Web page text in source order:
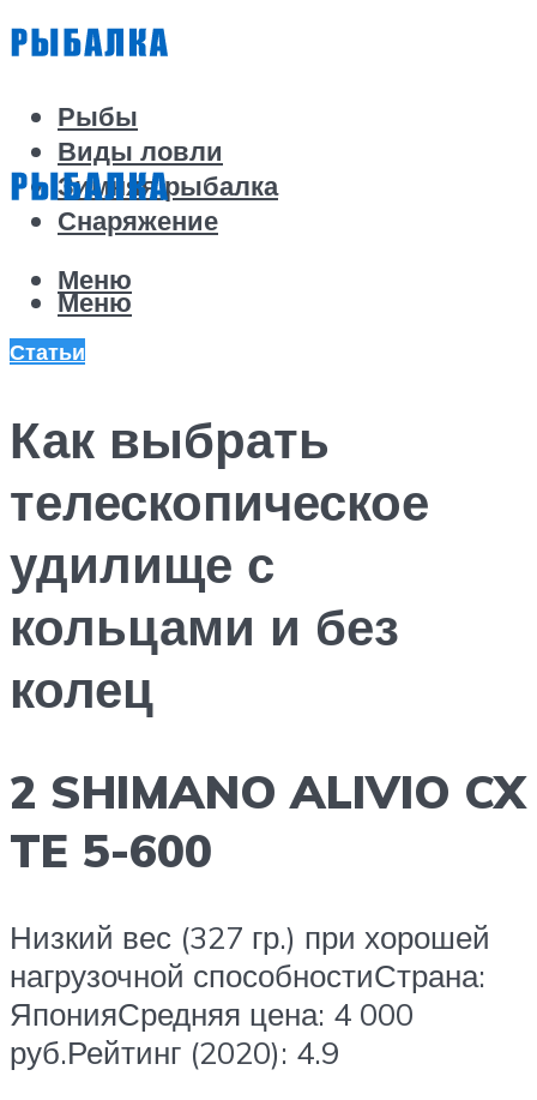
Рыбы
Виды ловли
Зимняя рыбалка
Снаряжение
Меню
Меню
Статьи
Как выбрать
телескопическое
удилище с
кольцами и без
колец
2 SHIMANO ALIVIO CX
TE 5-600
Низкий вес (327 гр.) при хорошей
нагрузочной способностиСтрана:
ЯпонияСредняя цена: 4 000
руб.Рейтинг (2020): 4.9